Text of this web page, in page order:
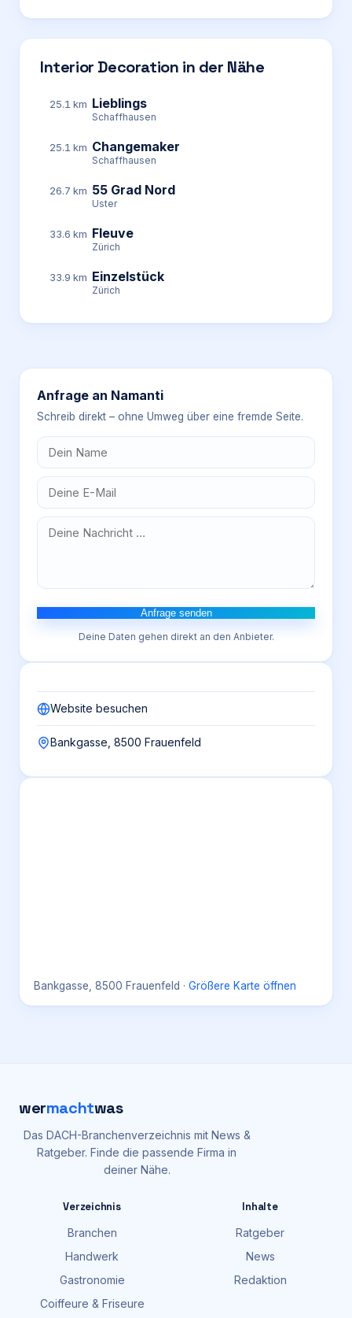
Interior Decoration in der Nähe
25.1 km Lieblings
Schaffhausen
25.1 km Changemaker
Schaffhausen
26.7 km 55 Grad Nord
Uster
33.6 km Fleuve
Zürich
33.9 km Einzelstück
Zürich
Anfrage an Namanti
Schreib direkt – ohne Umweg über eine fremde Seite.
Anfrage senden
Deine Daten gehen direkt an den Anbieter.
Website besuchen
Bankgasse, 8500 Frauenfeld
Bankgasse, 8500 Frauenfeld · Größere Karte öffnen
wermachtwas
Das DACH-Branchenverzeichnis mit News &
Ratgeber. Finde die passende Firma in
deiner Nähe.
Verzeichnis
Branchen
Handwerk
Gastronomie
Coiffeure & Friseure
Inhalte
Ratgeber
News
Redaktion